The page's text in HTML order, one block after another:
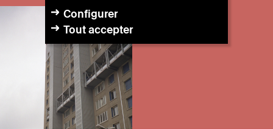
Configurer
Tout accepter